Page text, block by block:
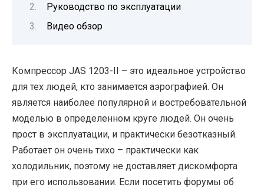
Руководство по эксплуатации
Видео обзор
Компрессор JAS 1203-II – это идеальное устройство
для тех людей, кто занимается аэрографией. Он
является наиболее популярной и востребовательной
моделью в определенном круге людей. Он очень
прост в эксплуатации, и практически безотказный.
Работает он очень тихо – практически как
холодильник, поэтому не доставляет дискомфорта
при его использовании. Если посетить форумы об